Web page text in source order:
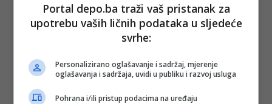
Portal depo.ba traži vaš pristanak za
upotrebu vaših ličnih podataka u sljedeće
svrhe:
Personalizirano oglašavanje i sadržaj, mjerenje
oglašavanja i sadržaja, uvidi u publiku i razvoj usluga
Pohrana i/ili pristup podacima na uređaju